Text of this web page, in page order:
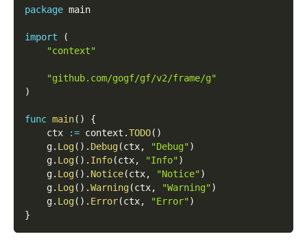
package main
import
(
"context"
"github.com/gogf/gf/v2/frame/g"
)
func main( )
{
    ctx
:= context .TODO( )
    g
. Log( ) . Debug(ctx, "Debug")
    g
. Log( ) . Info(ctx, "Info")
    g
. Log( ) . Notice(ctx, "Notice")
    g
. Log( ) .Warning(ctx, "Warning")
    g
. Log( ) . Error(ctx, "Error")
}